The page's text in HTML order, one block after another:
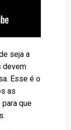
seja a
devem
Esse é o
as
que